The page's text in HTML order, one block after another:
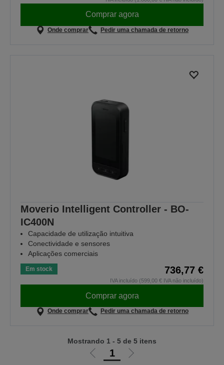
Comprar agora
Onde comprar Pedir uma chamada de retorno
Moverio Intelligent Controller - BO-
IC400N
Capacidade de utilização intuitiva
Conectividade e sensores
Aplicações comerciais
Em stock 736,77 €
IVA incluído (599,00 € IVA não incluído)
Comprar agora
Onde comprar Pedir uma chamada de retorno
Ir
1
Ir
Mostrando 1 - 5 de 5 itens